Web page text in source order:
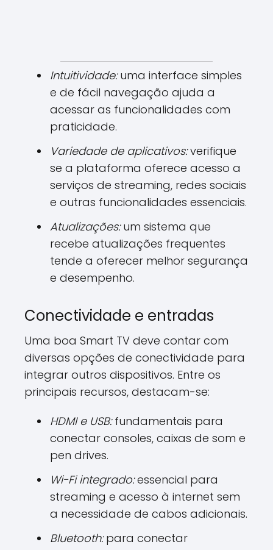
Intuitividade:uma interface simples
e de fácil navegação ajuda a
acessar as funcionalidades com
praticidade.
Variedade de aplicativos:verifique
se a plataforma oferece acesso a
serviços de streaming, redes sociais
e outras funcionalidades essenciais.
Atualizações:um sistema que
recebe atualizações frequentes
tende a oferecer melhor segurança
e desempenho.
Conectividade e entradas
Uma boa Smart TV deve contar com
diversas opções de conectividade para
integrar outros dispositivos. Entre os
principais recursos, destacam-se:
HDMI e USB:fundamentais para
conectar consoles, caixas de som e
pen drives.
Wi-Fi integrado:essencial para
streaming e acesso à internet sem
a necessidade de cabos adicionais.
Bluetooth:para conectar